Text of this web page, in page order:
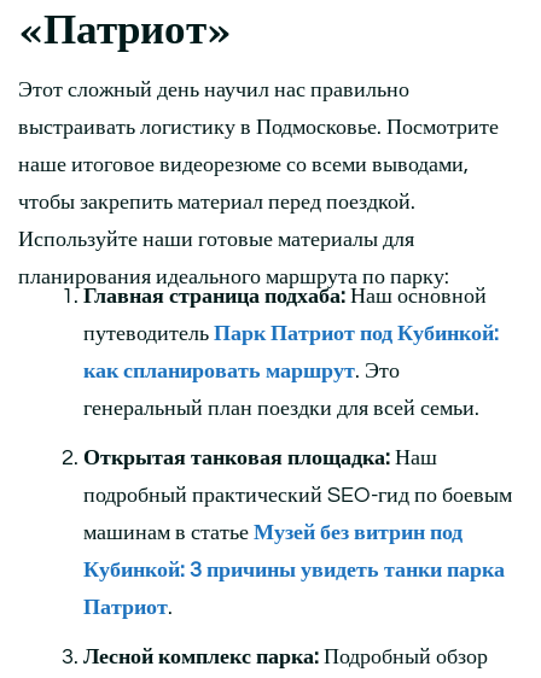
«Патриот»
Этот сложный день научил нас правильно
выстраивать логистику в Подмосковье. Посмотрите
наше итоговое видеорезюме со всеми выводами,
чтобы закрепить материал перед поездкой.
Используйте наши готовые материалы для
планирования идеального маршрута по парку:
Главная страница подхаба: Наш основной
путеводитель Парк Патриот под Кубинкой:
как спланировать маршрут. Это
генеральный план поездки для всей семьи.
Открытая танковая площадка: Наш
подробный практический SEO-гид по боевым
машинам в статье Музей без витрин под
Кубинкой: 3 причины увидеть танки парка
Патриот.
Лесной комплекс парка: Подробный обзор